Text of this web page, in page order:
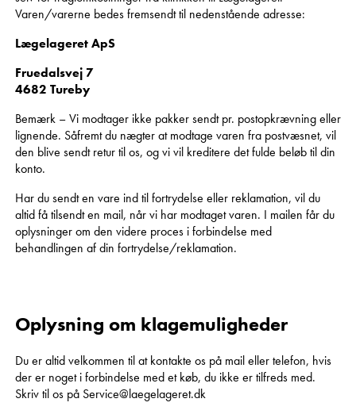
Varen/varerne bedes fremsendt til nedenstående adresse:
Lægelageret ApS
Fruedalsvej 7
4682 Tureby
Bemærk – Vi modtager ikke pakker sendt pr. postopkrævning eller
lignende. Såfremt du nægter at modtage varen fra postvæsnet, vil
den blive sendt retur til os, og vi vil kreditere det fulde beløb til din
konto.
Har du sendt en vare ind til fortrydelse eller reklamation, vil du
altid få tilsendt en mail, når vi har modtaget varen. I mailen får du
oplysninger om den videre proces i forbindelse med
behandlingen af din fortrydelse/reklamation.
Oplysning om klagemuligheder
Du er altid velkommen til at kontakte os på mail eller telefon, hvis
der er noget i forbindelse med et køb, du ikke er tilfreds med.
Skriv til os på Service@laegelageret.dk